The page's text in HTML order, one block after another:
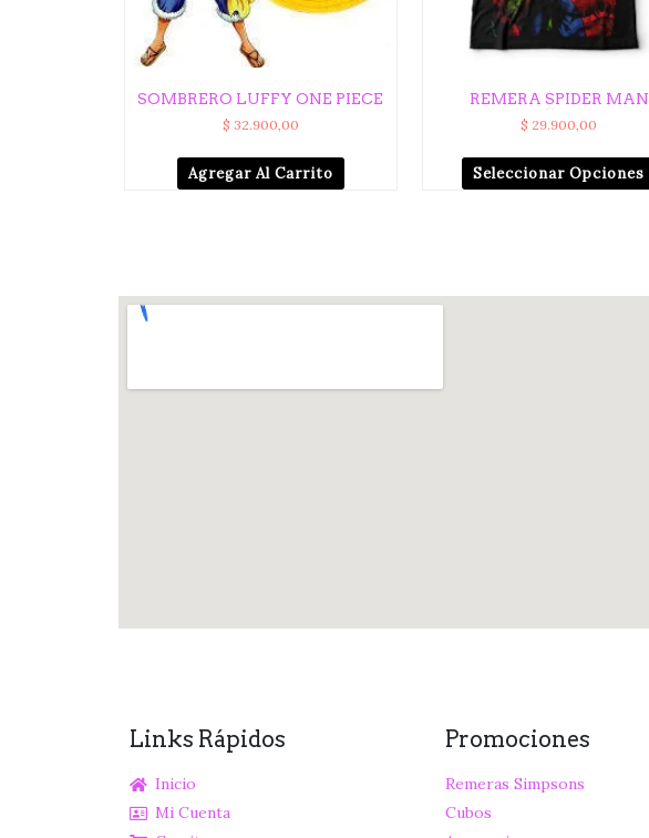
SOMBRERO LUFFY ONE PIECE
$ 32.900,00
Agregar Al Carrito
REMERA SPIDER MAN
$ 29.900,00
Seleccionar Opciones
Links Rápidos
Inicio
Mi Cuenta
Promociones
Remeras Simpsons
Cubos